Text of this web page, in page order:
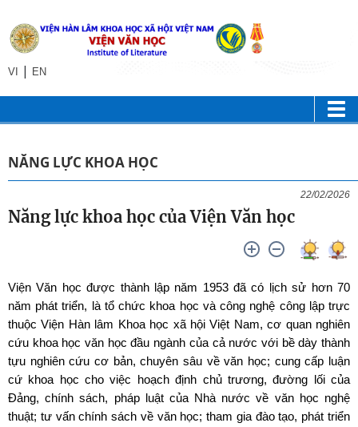
VI | EN
NĂNG LỰC KHOA HỌC
22/02/2026
Năng lực khoa học của Viện Văn học
Viện Văn học được thành lập năm 1953 đã có lịch sử hơn 70
năm phát triển, là tổ chức khoa học và công nghệ công lập trực
thuộc Viện Hàn lâm Khoa học xã hội Việt Nam, cơ quan nghiên
cứu khoa học văn học đầu ngành của cả nước với bề dày thành
tựu nghiên cứu cơ bản, chuyên sâu về văn học; cung cấp luận
cứ khoa học cho việc hoạch định chủ trương, đường lối của
Đảng, chính sách, pháp luật của Nhà nước về văn học nghệ
thuật; tư vấn chính sách về văn học; tham gia đào tạo, phát triển